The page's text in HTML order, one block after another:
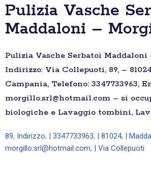
Pulizia Vasche
Maddaloni –
Pulizia Vasche Serbatoi
Indirizzo: Via Collepuoti, 89, –
Campania, Telefono: 3347733963,
morgillo.srl@hotmail.com – si
biologiche e Lavaggio tombini,
89, Indirizzo, | 3347733963, | 81024, |
morgillo.srl@hotmail.com, | Via Collepuoti